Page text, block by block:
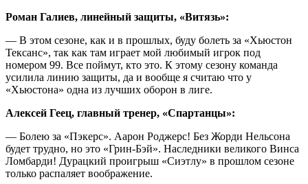
Роман Галиев, линейный защиты, «Витязь»:
— В этом сезоне, как и в прошлых, буду болеть за «Хьюстон
Тексанс», так как там играет мой любимый игрок под
номером 99. Все поймут, кто это. К этому сезону команда
усилила линию защиты, да и вообще я считаю что у
«Хьюстона» одна из лучших оборон в лиге.
Алексей Геец, главный тренер, «Спартанцы»:
— Болею за «Пэкерс». Аарон Роджерс! Без Жорди Нельсона
будет трудно, но это «Грин-Бэй». Наследники великого Винса
Ломбарди! Дурацкий проигрыш «Сиэтлу» в прошлом сезоне
только распаляет воображение.